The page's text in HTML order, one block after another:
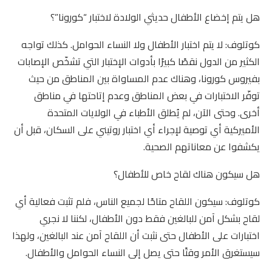
هل يتم إخضاع الأطفال حديثي الولادة لاختبار “كورونا”؟
كوتلوف: لا يتم اختبار الأطفال ولا النساء الحوامل. كذلك تواجه
الكثير من الدول نقصًا كبيرًا بأدوات الإختبار التي تشخّص الإصابات
بفيروس كورونا، وهناك عدم المساواة بين المناطق من حيث
توفّر الاختبارات في بعض المناطق وعدم إتاحتها في مناطق
أخرى. وحتى الآن، لم يُطلق الأطباء في الولايات المتحدة
الأميركية أي توصية لإجراء أي اختبار روتيني على السكان، قبل أن
يكشفوا عن معاناتهم الصحية.
هل سيكون هناك لقاح خاص للأطفال؟
كوتلوف: سيكون اللقاح متاحًا لجميع الناس، فلم تثبت فعالية أي
لقاح بشكل آمن للبالغين فقط دون الأطفال، لكننا لا نجري
اختبارات على الأطفال حتى نثبت أن اللقاح آمن عند البالغين، ولهذا
سيستغرق الأمر وقتًا حتى يصل إلى النساء الحوامل والأطفال.